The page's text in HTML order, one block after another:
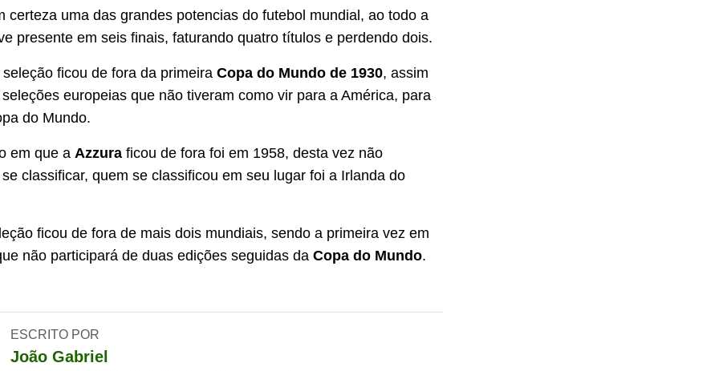
certeza uma das grandes potencias do futebol mundial, ao todo a
presente em seis finais, faturando quatro títulos e perdendo dois.
ficou de fora da primeira Copa do Mundo de 1930, assim
europeias que não tiveram como vir para a América, para
do Mundo.
em que a Azzura ficou de fora foi em 1958, desta vez não
classificar, quem se classificou em seu lugar foi a Irlanda do
ficou de fora de mais dois mundiais, sendo a primeira vez em
não participará de duas edições seguidas da Copa do Mundo.
ESCRITO POR
João Gabriel